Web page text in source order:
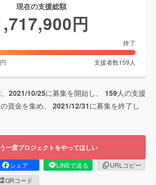
現在の支援総額
円
終了
円 支援者数159 人
2021/10/25に募集を開始し、 159人の支援
資金を集め、 2021/12/31に募集を終了し
一度プロジェクトをやってほしい
シェア LINEで送る
URLコピー
QRコード